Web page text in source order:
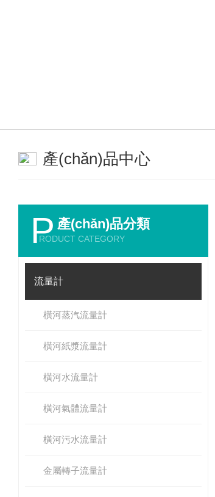
產(chǎn)品中心
P 產(chǎn)品分類
RODUCT CATEGORY
流量計
橫河蒸汽流量計
橫河紙漿流量計
橫河水流量計
橫河氣體流量計
橫河污水流量計
金屬轉子流量計